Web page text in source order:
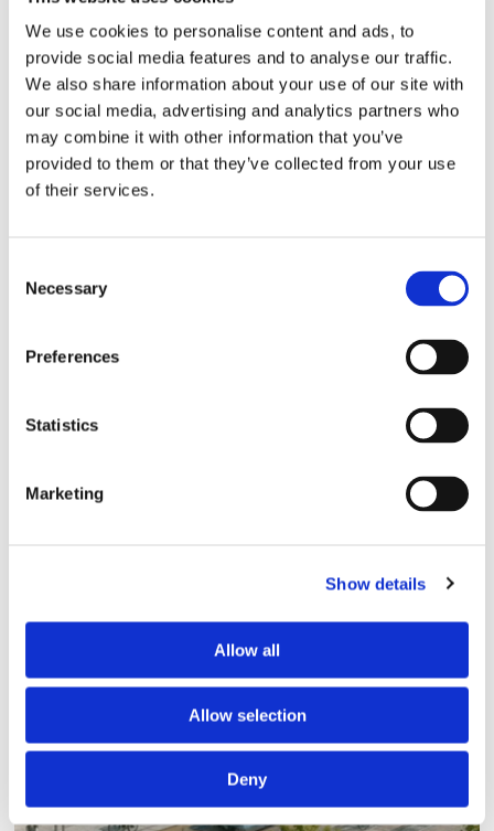
We use cookies to personalise content and ads, to
provide social media features and to analyse our traffic.
We also share information about your use of our site with
our social media, advertising and analytics partners who
may combine it with other information that you’ve
provided to them or that they’ve collected from your use
of their services.
Selection
Necessary
Preferences
Statistics
Marketing
Show details
Allow all
Allow selection
Deny
nybygge
Lars ”Lasse” Fransén